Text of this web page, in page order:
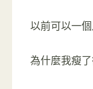
以前可以一
為什麼我瘦